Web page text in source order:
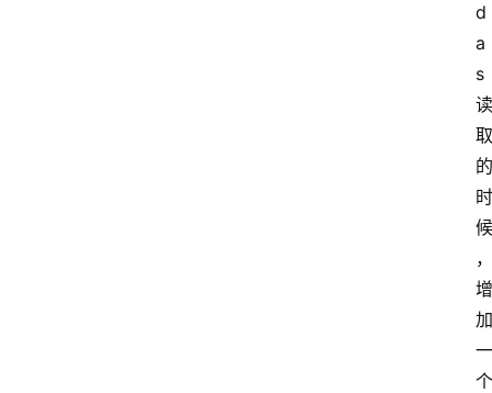
d
a
s
读
取
的
时
候
，
增
加
一
个